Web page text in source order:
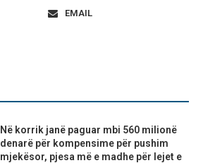
EMAIL
Në korrik janë paguar mbi 560 milionë
denarë për kompensime për pushim
mjekësor, pjesa më e madhe për lejet e